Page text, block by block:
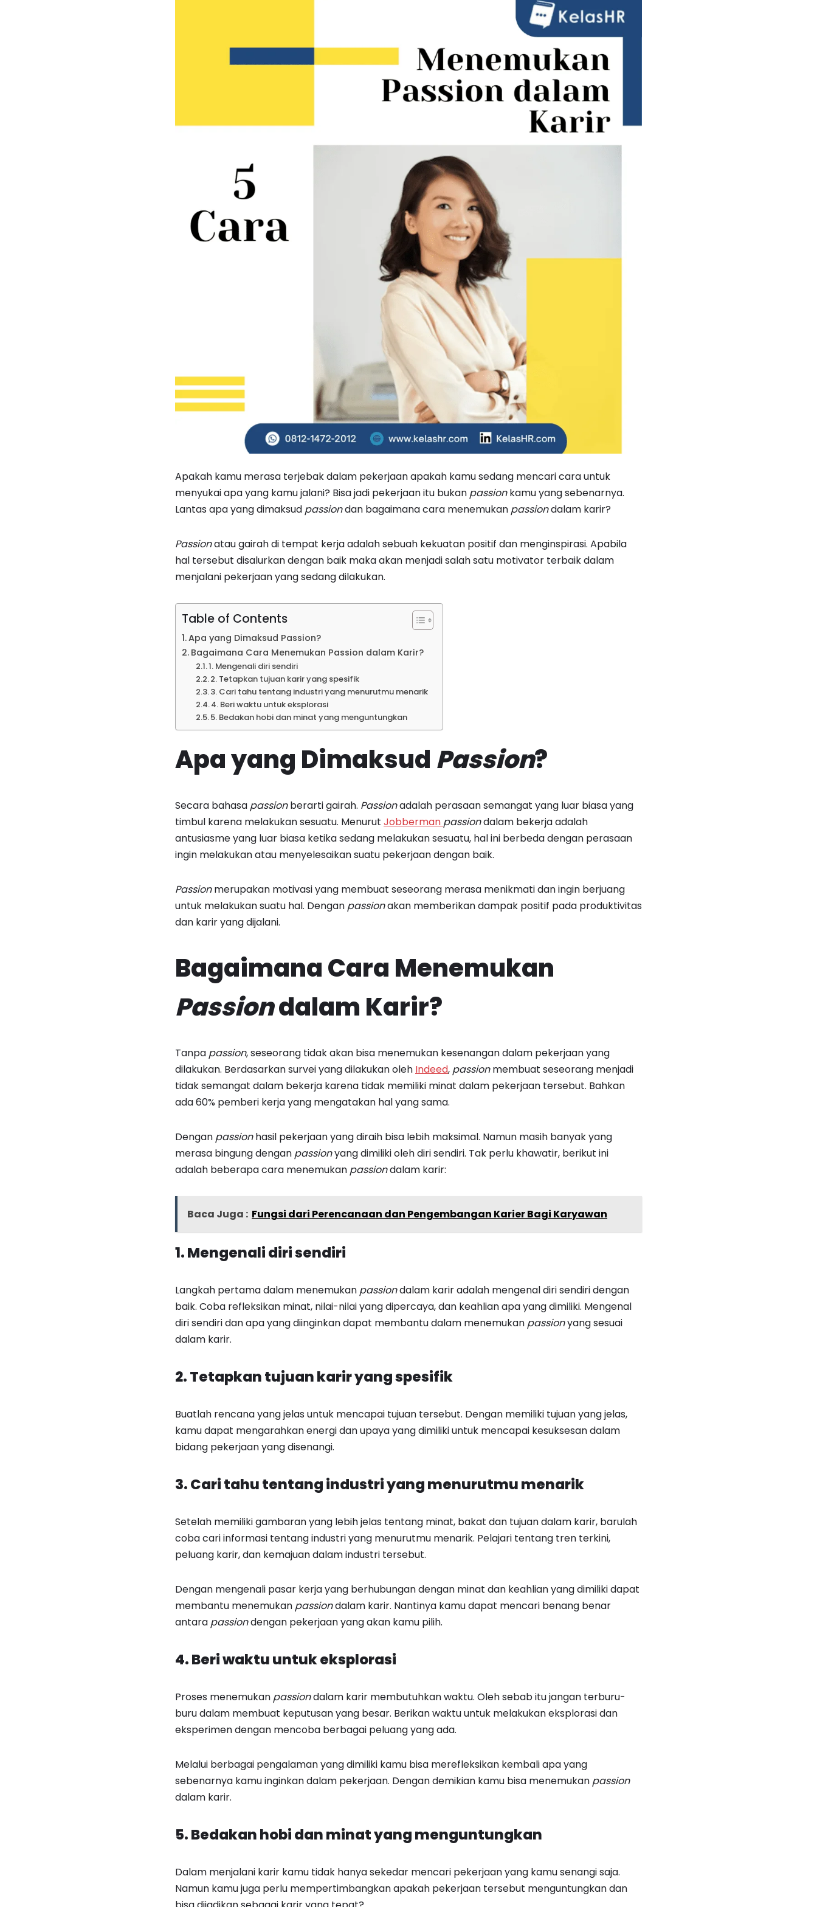
Apakah kamu merasa terjebak dalam pekerjaan apakah kamu sedang mencari cara untuk
menyukai apa yang kamu jalani? Bisa jadi pekerjaan itu bukan passionkamu yang sebenarnya.
Lantas apa yang dimaksud passiondan bagaimana cara menemukan passiondalam karir?
Passionatau gairah di tempat kerja adalah sebuah kekuatan positif dan menginspirasi. Apabila
hal tersebut disalurkan dengan baik maka akan menjadi salah satu motivator terbaik dalam
menjalani pekerjaan yang sedang dilakukan.
Table of Contents
Apa yang Dimaksud Passion?
Bagaimana Cara Menemukan Passion dalam Karir?
1. Mengenali diri sendiri
2. Tetapkan tujuan karir yang spesifik
3. Cari tahu tentang industri yang menurutmu menarik
4. Beri waktu untuk eksplorasi
5. Bedakan hobi dan minat yang menguntungkan
Apa yang Dimaksud Passion?
Secara bahasa passionberarti gairah. Passionadalah perasaan semangat yang luar biasa yang
timbul karena melakukan sesuatu. Menurut Jobberman passiondalam bekerja adalah
antusiasme yang luar biasa ketika sedang melakukan sesuatu, hal ini berbeda dengan perasaan
ingin melakukan atau menyelesaikan suatu pekerjaan dengan baik.
Passionmerupakan motivasi yang membuat seseorang merasa menikmati dan ingin berjuang
untuk melakukan suatu hal. Dengan passionakan memberikan dampak positif pada produktivitas
dan karir yang dijalani.
Bagaimana Cara Menemukan
Passiondalam Karir?
Tanpa passion, seseorang tidak akan bisa menemukan kesenangan dalam pekerjaan yang
dilakukan. Berdasarkan survei yang dilakukan oleh Indeed, passionmembuat seseorang menjadi
tidak semangat dalam bekerja karena tidak memiliki minat dalam pekerjaan tersebut. Bahkan
ada 60% pemberi kerja yang mengatakan hal yang sama.
Dengan passionhasil pekerjaan yang diraih bisa lebih maksimal. Namun masih banyak yang
merasa bingung dengan passionyang dimiliki oleh diri sendiri. Tak perlu khawatir, berikut ini
adalah beberapa cara menemukan passiondalam karir:
Baca Juga : Fungsi dari Perencanaan dan Pengembangan Karier Bagi Karyawan
1. Mengenali diri sendiri
Langkah pertama dalam menemukan passiondalam karir adalah mengenal diri sendiri dengan
baik. Coba refleksikan minat, nilai-nilai yang dipercaya, dan keahlian apa yang dimiliki. Mengenal
diri sendiri dan apa yang diinginkan dapat membantu dalam menemukan passionyang sesuai
dalam karir.
2. Tetapkan tujuan karir yang spesifik
Buatlah rencana yang jelas untuk mencapai tujuan tersebut. Dengan memiliki tujuan yang jelas,
kamu dapat mengarahkan energi dan upaya yang dimiliki untuk mencapai kesuksesan dalam
bidang pekerjaan yang disenangi.
3. Cari tahu tentang industri yang menurutmu menarik
Setelah memiliki gambaran yang lebih jelas tentang minat, bakat dan tujuan dalam karir, barulah
coba cari informasi tentang industri yang menurutmu menarik. Pelajari tentang tren terkini,
peluang karir, dan kemajuan dalam industri tersebut.
Dengan mengenali pasar kerja yang berhubungan dengan minat dan keahlian yang dimiliki dapat
membantu menemukan passiondalam karir. Nantinya kamu dapat mencari benang benar
antara passiondengan pekerjaan yang akan kamu pilih.
4. Beri waktu untuk eksplorasi
Proses menemukan passiondalam karir membutuhkan waktu. Oleh sebab itu jangan terburu-
buru dalam membuat keputusan yang besar. Berikan waktu untuk melakukan eksplorasi dan
eksperimen dengan mencoba berbagai peluang yang ada.
Melalui berbagai pengalaman yang dimiliki kamu bisa merefleksikan kembali apa yang
sebenarnya kamu inginkan dalam pekerjaan. Dengan demikian kamu bisa menemukan passion
dalam karir.
5. Bedakan hobi dan minat yang menguntungkan
Dalam menjalani karir kamu tidak hanya sekedar mencari pekerjaan yang kamu senangi saja.
Namun kamu juga perlu mempertimbangkan apakah pekerjaan tersebut menguntungkan dan